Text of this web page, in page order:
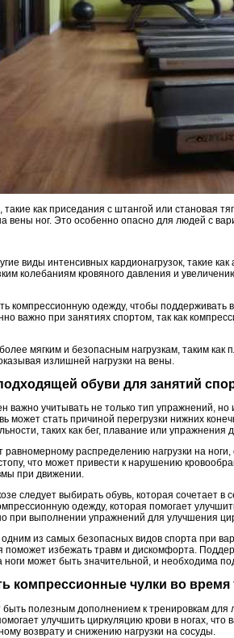
как приседания с штангой или становая
вены ног. Это особенно опасно для людей с
виды интенсивных кардионагрузок, такие
колебаниям кровяного давления и
компрессионную одежду, чтобы
важно при занятиях спортом, так как
мягким и безопасным нагрузкам, таким
излишней нагрузки на вены.
обуви для занятий
важно учитывать не только тип упражнений, но
может стать причиной перегрузки нижних
таких как бег, плавание или
равномерному распределению нагрузки на
что может привести к нарушению
при движении.
следует выбирать обувь, которая сочетает
одежду, которая помогает
при выполнении упражнений для улучшения
из самых безопасных видов спорта при
поможет избежать травм и дискомфорта.
ноги может быть значительной, и необходима
компрессионные чулки во время
полезным дополнением к тренировкам для
улучшить циркуляцию крови в ногах,
возврату и снижению нагрузки на сосуды.